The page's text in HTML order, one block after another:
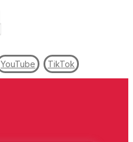
YouTube TikTok